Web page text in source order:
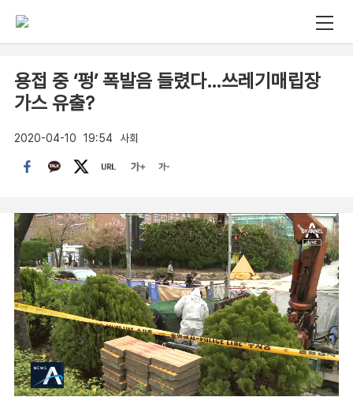
용접 중 ‘펑’ 폭발음 들렸다…쓰레기매립장
가스 유출?
2020-04-10 19:54 사회